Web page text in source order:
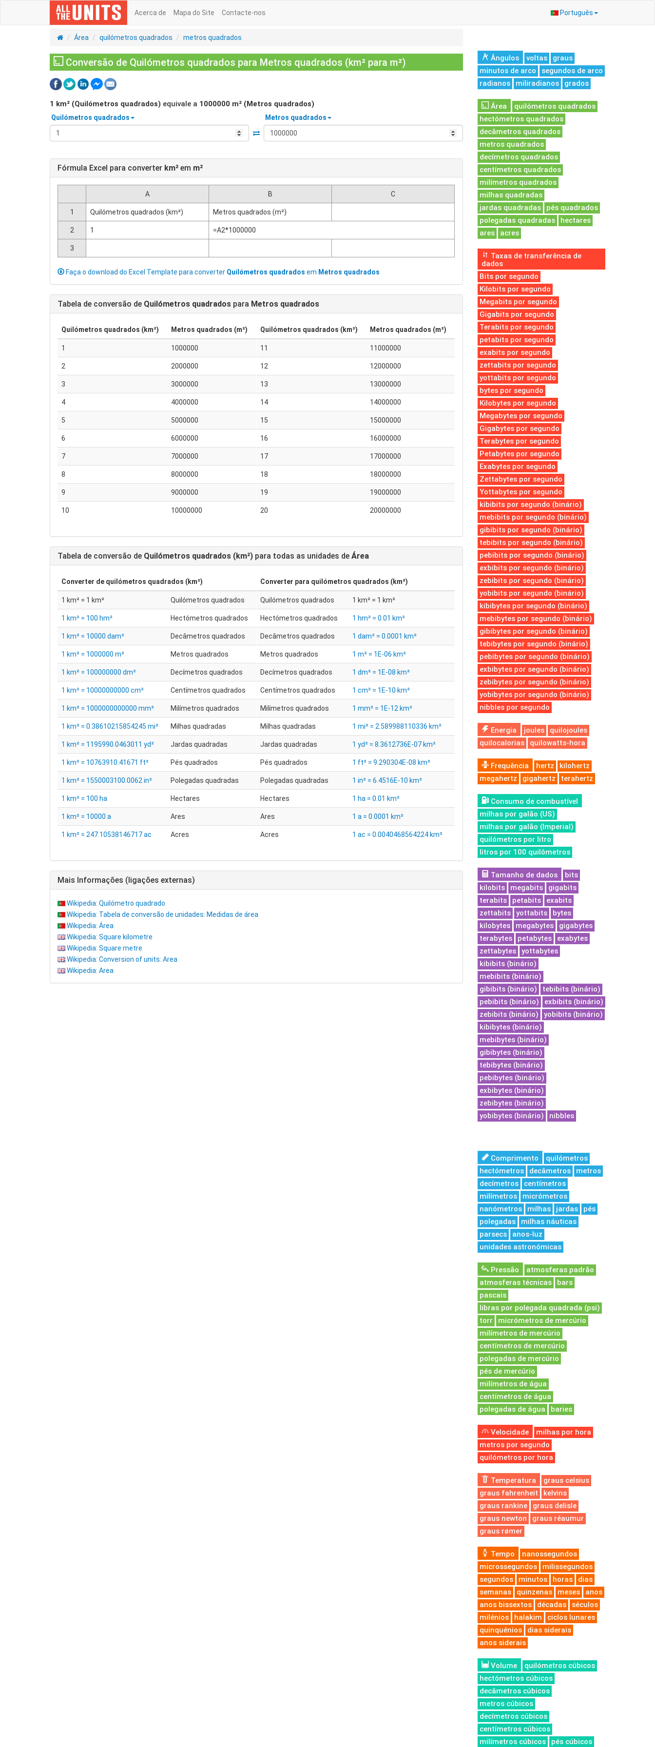
Português
Acerca de Mapa do Site Contacte-nos
Área quilómetros quadrados metros quadrados
Conversão de Quilómetros quadrados para Metros quadrados (km² para m²)
1 km² (Quilómetros quadrados) equivale a 1000000 m² (Metros quadrados)
Quilómetros quadrados Metros quadrados
Fórmula Excel para converter km² em m²
A B C
1 Quilómetros quadrados (km²) Metros quadrados (m²)
2 1 =A2*1000000
3
Faça o download do Excel Template para converter Quilómetros quadrados em Metros quadrados
Tabela de conversão de Quilómetros quadrados para Metros quadrados
Quilómetros quadrados (km²) Metros quadrados (m²)
1 1000000
2 2000000
3 3000000
4 4000000
5 5000000
6 6000000
7 7000000
8 8000000
9 9000000
10 10000000
Quilómetros quadrados (km²) Metros quadrados (m²)
11 11000000
12 12000000
13 13000000
14 14000000
15 15000000
16 16000000
17 17000000
18 18000000
19 19000000
20 20000000
Tabela de conversão de Quilómetros quadrados (km²) para todas as unidades de Área
Converter de quilómetros quadrados (km²)
1 km² = 1 km² Quilómetros quadrados
1 km² = 100 hm² Hectómetros quadrados
1 km² = 10000 dam² Decâmetros quadrados
1 km² = 1000000 m² Metros quadrados
1 km² = 100000000 dm² Decímetros quadrados
1 km² = 10000000000 cm² Centímetros quadrados
1 km² = 1000000000000 mm² Milímetros quadrados
1 km² = 0.38610215854245 mi² Milhas quadradas
1 km² = 1195990.0463011 yd² Jardas quadradas
1 km² = 10763910.41671 ft² Pés quadrados
1 km² = 1550003100.0062 in² Polegadas quadradas
1 km² = 100 ha Hectares
1 km² = 10000 a Ares
1 km² = 247.10538146717 ac Acres
Converter para quilómetros quadrados (km²)
Quilómetros quadrados 1 km² = 1 km²
Hectómetros quadrados 1 hm² = 0.01 km²
Decâmetros quadrados 1 dam² = 0.0001 km²
Metros quadrados 1 m² = 1E-06 km²
Decímetros quadrados 1 dm² = 1E-08 km²
Centímetros quadrados 1 cm² = 1E-10 km²
Milímetros quadrados 1 mm² = 1E-12 km²
Milhas quadradas 1 mi² = 2.589988110336 km²
Jardas quadradas 1 yd² = 8.3612736E-07 km²
Pés quadrados 1 ft² = 9.290304E-08 km²
Polegadas quadradas 1 in² = 6.4516E-10 km²
Hectares 1 ha = 0.01 km²
Ares 1 a = 0.0001 km²
Acres 1 ac = 0.0040468564224 km²
Mais Informações (ligações externas)
Wikipedia: Quilómetro quadrado
Wikipedia: Tabela de conversão de unidades: Medidas de área
Wikipedia: Área
Wikipedia: Square kilometre
Wikipedia: Square metre
Wikipedia: Conversion of units: Area
Wikipedia: Area
Ângulos voltas
graus
minutos de arco
segundos de arco
radianos
miliradianos grados
Área
quilómetros quadrados
hectómetros quadrados
decâmetros quadrados
metros quadrados
decímetros quadrados
centímetros quadrados
milímetros quadrados
milhas quadradas
jardas quadradas
pés quadrados
polegadas quadradas
hectares
ares
acres
Taxas de transferência de
dados
Bits por segundo
Kilobits por segundo
Megabits por segundo
Gigabits por segundo
Terabits por segundo
petabits por segundo
exabits por segundo
zettabits por segundo
yottabits por segundo
bytes por segundo
Kilobytes por segundo
Megabytes por segundo
Gigabytes por segundo
Terabytes por segundo
Petabytes por segundo
Exabytes por segundo
Zettabytes por segundo
Yottabytes por segundo
kibibits por segundo (binário)
mebibits por segundo (binário)
gibibits por segundo (binário)
tebibits por segundo (binário)
pebibits por segundo (binário)
exbibits por segundo (binário)
zebibits por segundo (binário)
yobibits por segundo (binário)
kibibytes por segundo (binário)
mebibytes por segundo (binário)
gibibytes por segundo (binário)
tebibytes por segundo (binário)
pebibytes por segundo (binário)
exbibytes por segundo (binário)
zebibytes por segundo (binário)
yobibytes por segundo (binário)
nibbles por segundo
Energia joules
quilojoules
quilocalorias
quilowatts-hora
Frequência hertz
kilohertz
megahertz
gigahertz terahertz
Consumo de combustível
milhas por galão (US)
milhas por galão (Imperial)
quilómetros por litro
litros por 100 quilômetros
Tamanho de dados
bits
kilobits
megabits
gigabits
terabits
petabits
exabits
zettabits
yottabits
bytes
kilobytes
megabytes
gigabytes
terabytes
petabytes
exabytes
zettabytes
yottabytes
kibibits (binário)
mebibits (binário)
gibibits (binário)
tebibits (binário)
pebibits (binário)
exbibits (binário)
zebibits (binário)
yobibits (binário)
kibibytes (binário)
mebibytes (binário)
gibibytes (binário)
tebibytes (binário)
pebibytes (binário)
exbibytes (binário)
zebibytes (binário)
yobibytes (binário)
nibbles
Comprimento
quilómetros
hectómetros
decâmetros
metros
decímetros
centímetros
milímetros
micrómetros
nanómetros
milhas jardas
pés
polegadas
milhas náuticas
parsecs
anos-luz
unidades astronómicas
Pressão
atmosferas padrão
atmosferas técnicas
bars
pascais
libras por polegada quadrada (psi)
torr
micrómetros de mercúrio
milímetros de mercúrio
centímetros de mercúrio
polegadas de mercúrio
pés de mercúrio
milímetros de água
centímetros de água
polegadas de água
baries
Velocidade
milhas por hora
metros por segundo
quilómetros por hora
Temperatura
graus celsius
graus fahrenheit
kelvins
graus rankine
graus delisle
graus newton
graus réaumur
graus rømer
Tempo
nanossegundos
microssegundos
milissegundos
segundos
minutos horas
dias
semanas
quinzenas meses
anos
anos bissextos
décadas
séculos
milénios
halakim
ciclos lunares
quinquénios
dias siderais
anos siderais
Volume
quilómetros cúbicos
hectómetros cúbicos
decâmetros cúbicos
metros cúbicos
decímetros cúbicos
centímetros cúbicos
milímetros cúbicos
pés cúbicos